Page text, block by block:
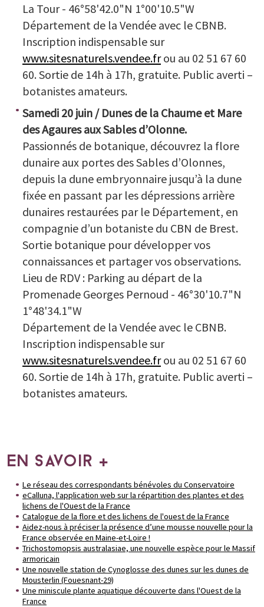
La Tour - 46°58'42.0"N 1°00'10.5"W
Département de la Vendée avec le CBNB.
Inscription indispensable sur
www.sitesnaturels.vendee.frou au 02 51 67 60
60. Sortie de 14h à 17h, gratuite. Public averti –
botanistes amateurs.
Samedi 20 juin / Dunes de la Chaume et Mare
des Agaures aux Sables d’Olonne.
Passionnés de botanique, découvrez la flore
dunaire aux portes des Sables d’Olonnes,
depuis la dune embryonnaire jusqu’à la dune
fixée en passant par les dépressions arrière
dunaires restaurées par le Département, en
compagnie d’un botaniste du CBN de Brest.
Sortie botanique pour développer vos
connaissances et partager vos observations.
Lieu de RDV : Parking au départ de la
Promenade Georges Pernoud - 46°30'10.7"N
1°48'34.1"W
Département de la Vendée avec le CBNB.
Inscription indispensable sur
www.sitesnaturels.vendee.frou au 02 51 67 60
60. Sortie de 14h à 17h, gratuite. Public averti –
botanistes amateurs.
EN SAVOIR +
Le réseau des correspondants bénévoles du Conservatoire
eCalluna, l'application web sur la répartition des plantes et des
lichens de l'Ouest de la France
Catalogue de la flore et des lichens de l'ouest de la France
Aidez-nous à préciser la présence d’une mousse nouvelle pour la
France observée en Maine-et-Loire !
Trichostomopsis australasiae, une nouvelle espèce pour le Massif
armoricain
Une nouvelle station de Cynoglosse des dunes sur les dunes de
Mousterlin (Fouesnant-29)
Une miniscule plante aquatique découverte dans l'Ouest de la
France